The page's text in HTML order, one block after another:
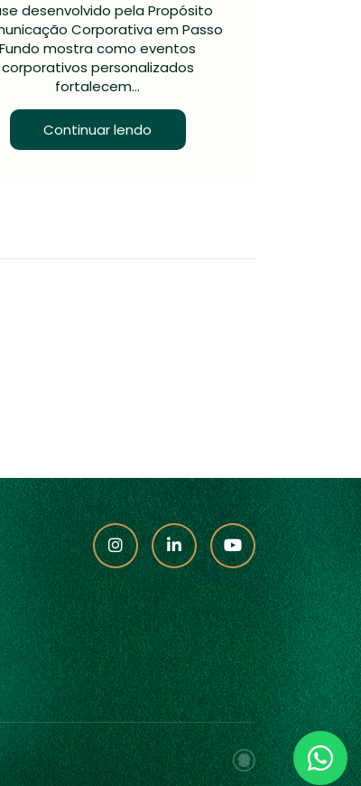
desenvolvido pela Propósito
Corporativa em Passo
Fundo mostra como eventos
corporativos personalizados
fortalecem…
Continuar lendo